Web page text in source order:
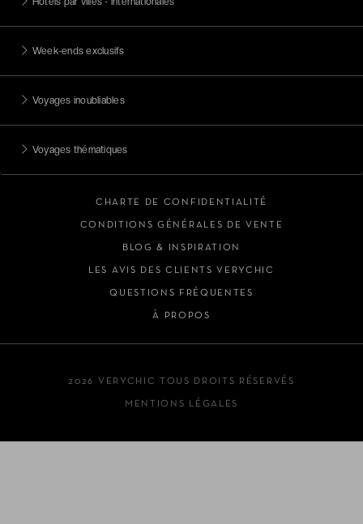
Week-ends exclusifs
Voyages inoubliables
Voyages thématiques
CHARTE DE CONFIDENTIALITÉ
CONDITIONS GÉNÉRALES DE VENTE
BLOG & INSPIRATION
LES AVIS DES CLIENTS VERYCHIC
QUESTIONS FRÉQUENTES
À PROPOS
2026 VERYCHIC TOUS DROITS RÉSERVÉS
MENTIONS LÉGALES